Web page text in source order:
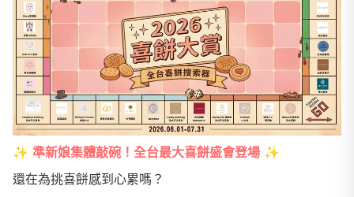
✨ 準新娘集體敲碗！全台最大喜餅盛會登場 ✨
還在為挑喜餅感到心累嗎？